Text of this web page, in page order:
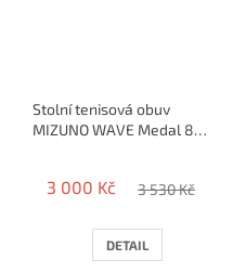
Stolní tenisová obuv
MIZUNO WAVE Medal 8
3 000 Kč 3 530 Kč
DETAIL